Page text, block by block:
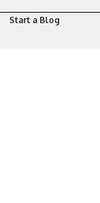
Start a Blog